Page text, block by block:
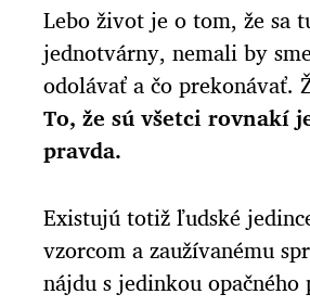
Lebo život je o tom, že sa
jednotvárny, nemali by
odolávať a čo
To, že sú všetci rovnakí
pravda.
Existujú totiž ľudské
vzorcom a zaužívanému
nájdu s jedinkou